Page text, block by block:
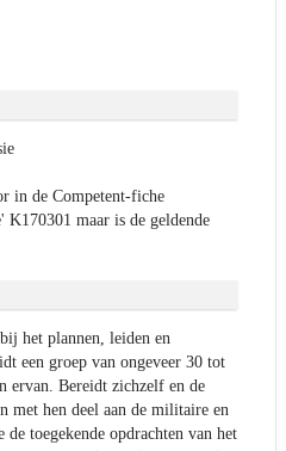
in de Competent-fiche
maar is de geldende
het plannen, leiden en
een groep van ongeveer 30 tot
ervan. Bereidt zichzelf en de
met hen deel aan de militaire en
toegekende opdrachten van het